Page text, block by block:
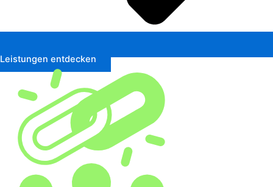
Leistungen entdecken